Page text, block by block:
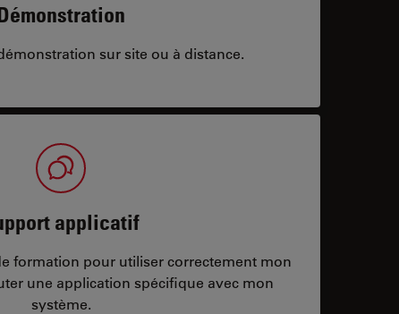
sur site ou à distance.
applicatif
formation pour utiliser correctement mon
une application spécifique avec mon
système.